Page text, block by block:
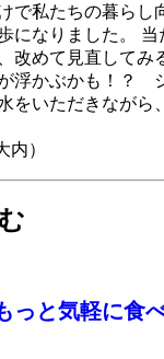
で私たちの暮らし
になりました。
改めて見直してみ
浮かぶかも！？
をいただきながら
）
っと気軽に食